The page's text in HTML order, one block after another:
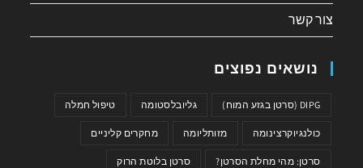
צור קשר
נושאים נפוצים
DIPG (סרטן בגזע המוח) גליובלסטומה טיפול חמלה
כולנגיוקרצינומה מזותליומה מחקרים קליניים
סרטן: מהי מחלת הסרטן? סרטן בלוטת הרוק